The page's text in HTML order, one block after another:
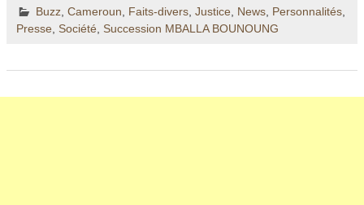
Buzz, Cameroun Faits-divers, Justice News, Personnalités,
Presse, Société, Succession MBALLA BOUNOUNG